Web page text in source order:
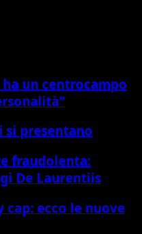
un centrocampo
si presentano
fraudolenta:
De Laurentiis
cap: ecco le nuove